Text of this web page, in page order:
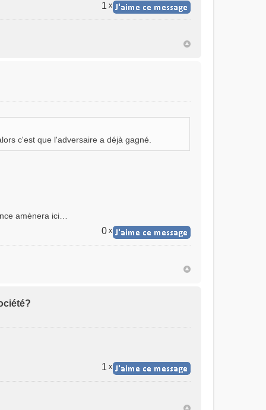
1 x
c'est que l'adversaire a déjà gagné.
amènera ici…
0 x
1 x